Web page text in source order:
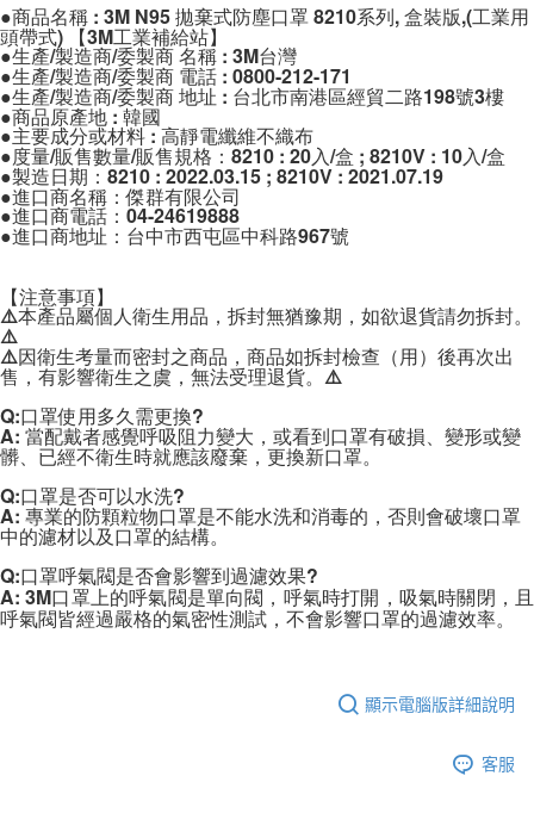
●商品名稱 : 3M N95 拋棄式防塵口罩 8210系列, 盒裝版,(工業用
頭帶式) 【3M工業補給站】
●生產/製造商/委製商 名稱 : 3M台灣
●生產/製造商/委製商 電話 : 0800-212-171
●生產/製造商/委製商 地址 : 台北市南港區經貿二路198號3樓
●商品原產地 : 韓國
●主要成分或材料 : 高靜電纖維不織布
●度量/販售數量/販售規格：8210 : 20入/盒 ; 8210V : 10入/盒
●製造日期：8210 : 2022.03.15 ; 8210V : 2021.07.19
●進口商名稱：傑群有限公司
●進口商電話：04-24619888
●進口商地址：台中市西屯區中科路967號
【注意事項】
⚠️本產品屬個人衛生用品，拆封無猶豫期，如欲退貨請勿拆封。
⚠️
⚠️因衛生考量而密封之商品，商品如拆封檢查（用）後再次出
售，有影響衛生之虞，無法受理退貨。⚠️
Q:口罩使用多久需更換?
A: 當配戴者感覺呼吸阻力變大，或看到口罩有破損、變形或變
髒、已經不衛生時就應該廢棄，更換新口罩。
Q:口罩是否可以水洗?
A: 專業的防顆粒物口罩是不能水洗和消毒的，否則會破壞口罩
中的濾材以及口罩的結構。
A: 3M口罩上的呼氣閥是單向閥，呼氣時打開，吸氣時關閉，且
呼氣閥皆經過嚴格的氣密性測試，不會影響口罩的過濾效率。
顯示電腦版詳細說明
客服